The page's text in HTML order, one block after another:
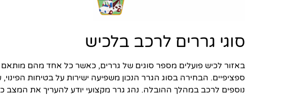
סוגי גררים לרכב בלכיש
באזור לכיש פועלים מספר סוגים של גררים, כאשר כל אחד מהם מותאם
ספציפיים. הבחירה בסוג הגרר הנכון משפיעה ישירות על בטיחות
נוספים לרכב במהלך ההובלה. נהג גרר מקצועי יודע להעריך את המצב